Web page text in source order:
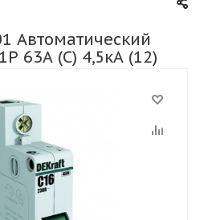
Автоматический
63А (C) 4,5кА (12)